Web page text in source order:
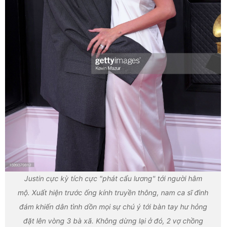
Justin cực kỳ tích cực "phát cẩu lương" tới người hâm
mộ. Xuất hiện trước ống kính truyền thông, nam ca sĩ đình
đám khiến dân tình dồn mọi sự chú ý tới bàn tay hư hỏng
đặt lên vòng 3 bà xã. Không dừng lại ở đó, 2 vợ chồng